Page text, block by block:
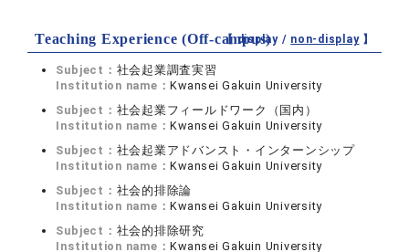
Teaching Experience (Off-campus)
【 display / non-display】
Subject： 社会起業調査実習
Institution name：Kwansei Gakuin University
Subject： 社会起業フィールドワーク（国内）
Institution name：Kwansei Gakuin University
Subject： 社会起業アドバンスト・インターンシップ
Institution name：Kwansei Gakuin University
Subject： 社会的排除論
Institution name：Kwansei Gakuin University
Subject： 社会的排除研究
Institution name：Kwansei Gakuin University